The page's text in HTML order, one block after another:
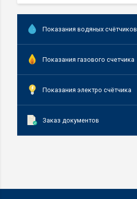
Показания водяных счётчиков
Показания газового счетчика
Показания электро счётчика
Заказ документов